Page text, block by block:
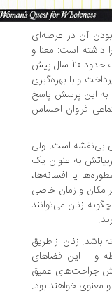
در عرصه‌ای
است: معنا و
مفهوم زنانگی و خواسته‌های زنان. مورین مورداک حدود 20 سال پیش
با بهره‌گیری
پرسش پاسخ
احساس
است. ولی
به عنوان یک
افسانه‌ها،
و زمان خاصی
می‌توانند
زنان از طریق
این فضاهای
عمیق
بود.